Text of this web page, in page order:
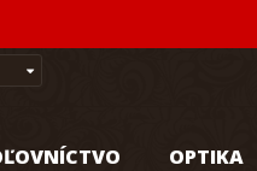
OPTIKA